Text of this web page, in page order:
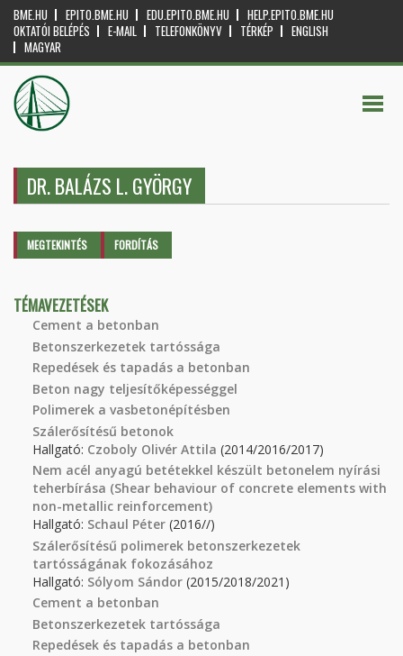
BME.HU EPITO.BME.HU EDU.EPITO.BME.HU
HELP.EPITO.BME.HU
OKTATÓI BELÉPÉS
E-MAIL TELEFONKÖNYV TÉRKÉP
ENGLISH
MAGYAR
DR. BALÁZS L. GYÖRGY
Elsődleges fülek
MEGTEKINTÉS (AKTÍVFORDÍTÁS
TÉMAVEZETÉSEK
Cement a betonban
Betonszerkezetek tartóssága
Repedések és tapadás a betonban
Beton nagy teljesítőképességgel
Polimerek a vasbetonépítésben
Szálerősítésű betonok
Hallgató: Czoboly Olivér Attila (2014/2016/2017)
Nem acél anyagú betétekkel készült betonelem nyírási
teherbírása (Shear behaviour of concrete elements with
non-metallic reinforcement)
Hallgató: Schaul Péter (2016//)
Szálerősítésű polimerek betonszerkezetek
tartósságának fokozásához
Hallgató: Sólyom Sándor (2015/2018/2021)
Cement a betonban
Betonszerkezetek tartóssága
Repedések és tapadás a betonban